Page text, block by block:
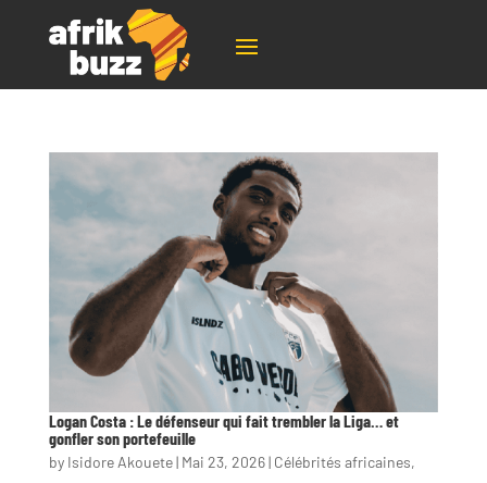
Logan Costa : Le défenseur qui fait trembler la Liga… et
gonfler son portefeuille
by Isidore Akouete| Mai 23, 2026| Célébrités africaines,